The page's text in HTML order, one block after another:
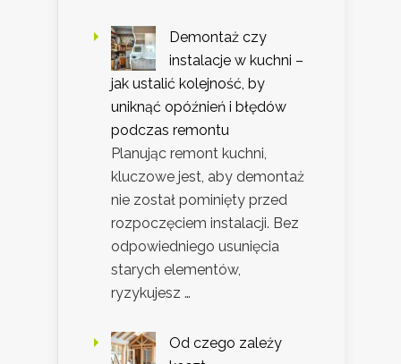
Demontaż czy
instalacje w kuchni –
jak ustalić kolejność, by
uniknąć opóźnień i błędów
podczas remontu
Planując remont kuchni,
kluczowe jest, aby demontaż
nie został pominięty przed
rozpoczęciem instalacji. Bez
odpowiedniego usunięcia
starych elementów,
ryzykujesz …
Od czego zależy